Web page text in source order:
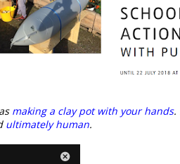
making a clay pot with your hands.
ultimately human.